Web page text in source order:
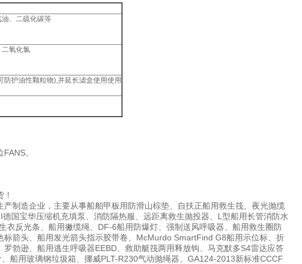
、二硫化碳等
二氧化氯
护油性颗粒物),并延长滤盒使用使用
。
制造企业，主要从事船舶甲板用防滑山棕垫、自扶正船用救生筏、夜光抛缆
国宝华压缩机充填泵、消防隔热服、远距离救生抛投器、L型船用长管消防水
反光条、船用撇缆绳、DF-6船用防爆灯、强制送风呼吸器、船用救生圈防
箭头、船用发光箭头指示胶带卷、McMurdo SmartFind G8船用示位标、折
勃逊、船用逃生呼吸器EEBD、救助艇筏两用释放钩、马克默多S4雷达应答
船用玻璃钢垃圾箱、挪威PLT-R230气动抛绳器、GA124-2013新标准CCCF